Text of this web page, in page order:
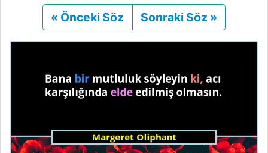
« Önceki Söz Önceki
Sonraki Söz »